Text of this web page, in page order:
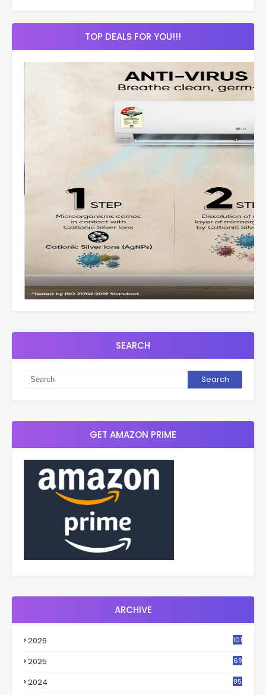
TOP DEALS FOR YOU!!!
SEARCH
GET AMAZON PRIME
ARCHIVE
2026 101
2025 69
2024 85